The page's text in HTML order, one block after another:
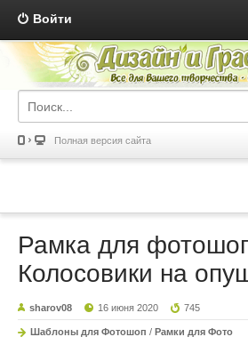
Войти
Полная версия сайта
Рамка для
Колосовики на
sharov08 16 июня 2020 745
Шаблоны для Фотошоп / Рамки для Фото